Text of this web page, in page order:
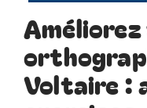
Voltaire :